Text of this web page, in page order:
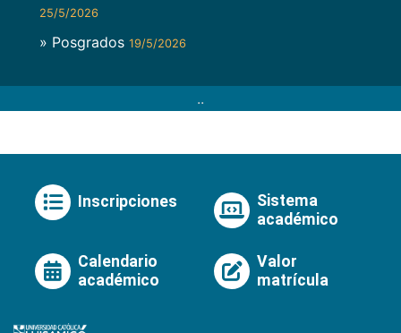
25/5/2026
» Posgrados 19/5/2026
..
Inscripciones
Sistema
académico
Calendario
académico
Valor
matrícula